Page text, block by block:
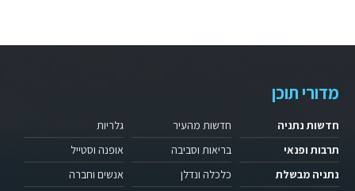
מדורי תוכן
חדשות נתניה
תרבות ופנאי
נתניה מבשלת
חדשות מהעיר
בריאות וסביבה
כלכלה ונדלן
גלריות
אופנה וסטייל
אנשים וחברה